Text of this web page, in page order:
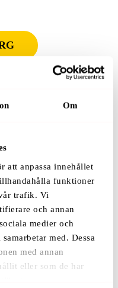
Om
att anpassa innehållet
funktioner
trafik. Vi
och annan
medier och
med. Dessa
med annan
eller som de har